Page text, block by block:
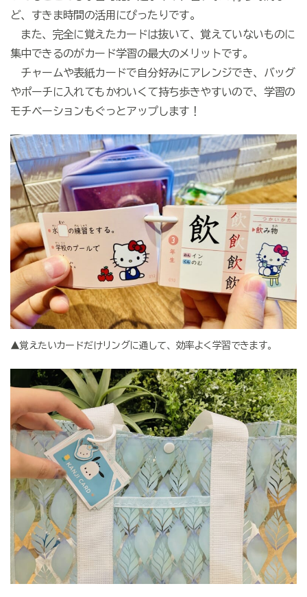
ど、すきま時間の活用にぴったりです。
また、完全に覚えたカードは抜いて、覚えていないものに
集中できるのがカード学習の最大のメリットです。
チャームや表紙カードで自分好みにアレンジでき、バッグ
やポーチに入れてもかわいくて持ち歩きやすいので、学習の
モチベーションもぐっとアップします！
▲覚えたいカードだけリングに通して、効率よく学習できます。